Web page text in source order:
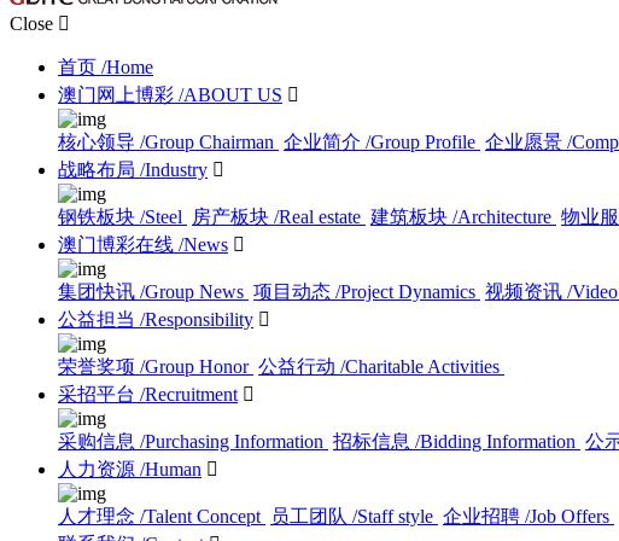
Close 
首页 /Home
澳门网上博彩 /ABOUT US 
核心领导 /Group Chairman 企业简介 /Group Profile 企业愿景 /
战略布局 /Industry 
钢铁板块 /Steel 房产板块 /Real estate 建筑板块 /Architecture 物业
澳门博彩在线 /News 
集团快讯 /Group News 项目动态 /Project Dynamics 视频资讯 /
公益担当 /Responsibility 
荣誉奖项 /Group Honor 公益行动 /Charitable Activities
采招平台 /Recruitment 
采购信息 /Purchasing Information 招标信息 /Bidding Information 公
人力资源 /Human 
人才理念 /Talent Concept 员工团队 /Staff style 企业招聘 /Job Offers